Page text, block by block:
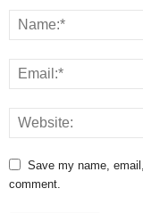
Save my name,
comment.